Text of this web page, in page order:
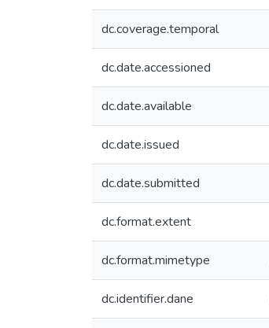
dc.coverage.temporal
dc.date.accessioned
dc.date.available
dc.date.issued
dc.date.submitted
dc.format.extent
dc.format.mimetype
dc.identifier.dane